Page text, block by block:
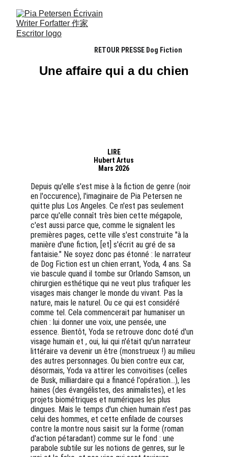
Une affaire qui a du chien
RETOUR PRESSE Dog Fiction
LIRE
Hubert Artus
Mars 2026
Depuis qu'elle s'est mise à la fiction de genre (noir
en l'occurence), l'imaginaire de Pia Petersen ne
quitte plus Los Angeles. Ce n'est pas seulement
parce qu'elle connaît très bien cette mégapole,
c'est aussi parce que, comme le signalent les
premières pages, cette ville s'est construite "à la
manière d'une fiction, [et] s'écrit au gré de sa
fantaisie." Ne soyez donc pas étonné : le narrateur
de Dog Fiction est un chien errant, Yoda, 4 ans. Sa
vie bascule quand il tombe sur Orlando Samson, un
chirurgien esthétique qui ne veut plus trafiquer les
visages mais changer le monde du vivant. Pas la
nature, mais le naturel. Ou ce qui est considéré
comme tel. Cela commencerait par humaniser un
chien : lui donner une voix, une pensée, une
essence. Bientôt, Yoda se retrouve donc doté d'un
visage humain et , oui, lui qui n'était qu'un narrateur
littéraire va devenir un être (monstrueux !) au milieu
des autres personnages. Ou bien contre eux car,
désormais, Yoda va attirer les convoitises (celles
de Busk, milliardaire qui a financé l'opération...), les
haines (des évangélistes, des animalistes), et les
projets biométriques et numériques les plus
dingues. Mais le temps d'un chien humain n'est pas
celui des hommes, et cette enfilade de courses
contre la montre nous saisit sur la forme (roman
d'action pétaradant) comme sur le fond : une
parabole subtile sur les notions de genres, sur le